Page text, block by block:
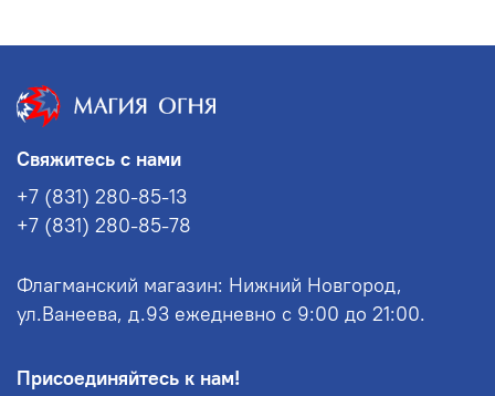
Свяжитесь с нами
+7 (831) 280-85-13
+7 (831) 280-85-78
Флагманский магазин: Нижний Новгород,
ул.Ванеева, д.93 ежедневно с 9:00 до 21:00.
Присоединяйтесь к нам!